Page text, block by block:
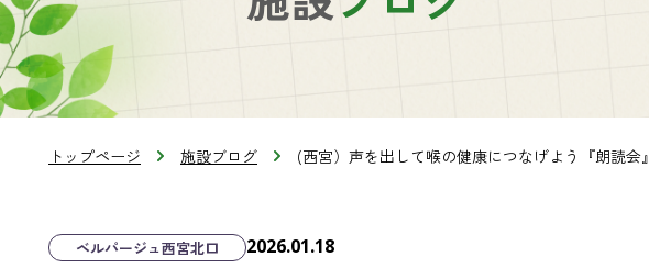
トップページ 施設ブログ (西宮）声を出して喉の健康につなげよう『朗読会』
ベルパージュ西宮北口 2026.01.18